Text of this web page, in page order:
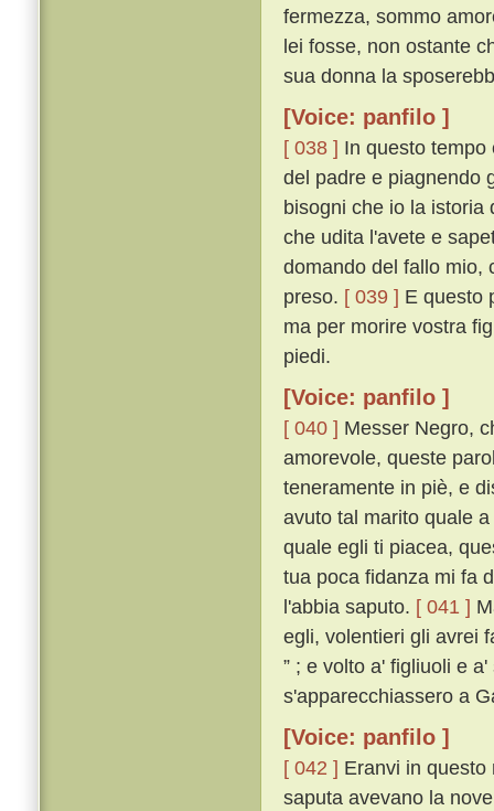
fermezza, sommo
lei fosse, non ostante
sua donna la
[Voice: panfilo ]
[ 038 ] In questo
del padre e piagnendo
bisogni che io la istoria
che udita l'avete e
domando del fallo mio,
preso. [ 039 ] E questo
ma per morire vostra
piedi.
[Voice: panfilo ]
[ 040 ] Messer Negro,
amorevole, queste
teneramente in piè, e
avuto tal marito quale
quale egli ti piacea,
tua poca fidanza mi fa
l'abbia saputo. [ 041 ]
egli, volentieri gli avrei
” ; e volto a' figliuoli e
s'apparecchiassero a
[Voice: panfilo ]
[ 042 ] Eranvi in
saputa avevano la